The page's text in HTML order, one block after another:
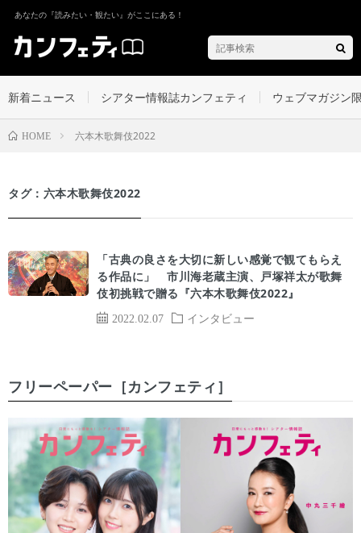
あなたの『読みたい・観たい』がここにある！
新着ニュース シアター情報誌カンフェティ ウェブマガジン
HOME 六本木歌舞伎2022
タグ：六本木歌舞伎2022
2022.02.07 インタビュー
「古典の良さを大切に新しい感覚で観てもらえ
る作品に」 市川海老蔵主演、戸塚祥太が歌舞
伎初挑戦で贈る『六本木歌舞伎2022』
フリーペーパー［カンフェティ］